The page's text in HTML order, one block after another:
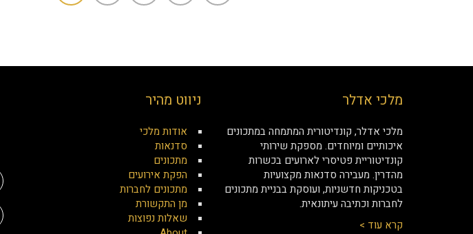
מלכי אדלר
מלכי אדלר, קונדיטורית המתמחה במתכונים
איכותיים ומיוחדים. מספקת שירותי
קונדיטוריית פטיסרי לארועים בכשרות
מהדרין. מעבירה סדנאות מקצועיות
בטכניקות חדשניות, ועוסקת בבניית מתכונים
לחברות וכתיבה עיתונאית.
קרא עוד >
ניווט מהיר
אודות מלכי
סדנאות
מתכונים
הפקת אירועים
מתכונים לחברות
מן התקשורת
שאלות נפוצות